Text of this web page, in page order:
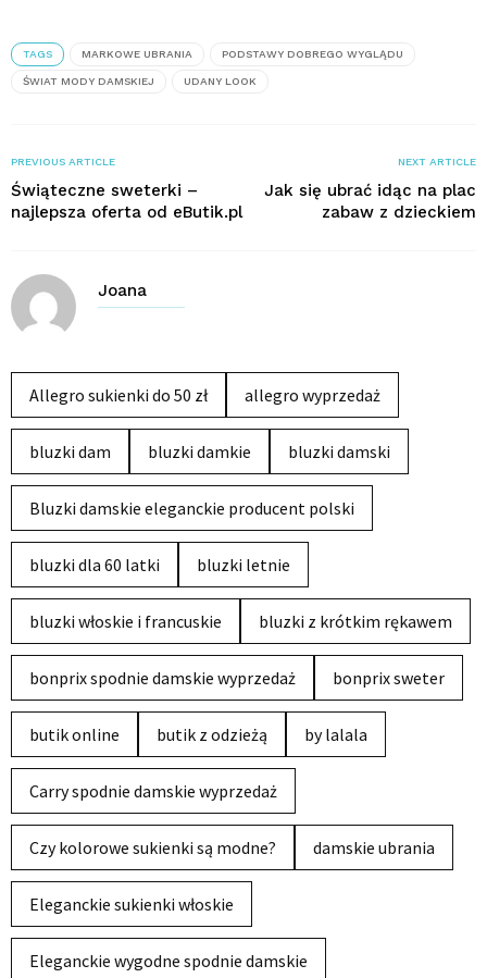
TAGS MARKOWE UBRANIA PODSTAWY DOBREGO WYGLĄDU
ŚWIAT MODY DAMSKIEJ UDANY LOOK
PREVIOUS ARTICLE
Świąteczne sweterki –
najlepsza oferta od eButik.pl
NEXT ARTICLE
Jak się ubrać idąc na plac
zabaw z dzieckiem
Joana
Allegro sukienki do 50 zł allegro wyprzedaż
bluzki dam bluzki damkie bluzki damski
Bluzki damskie eleganckie producent polski
bluzki dla 60 latki bluzki letnie
bluzki włoskie i francuskie bluzki z krótkim rękawem
bonprix spodnie damskie wyprzedaż bonprix sweter
butik online butik z odzieżą by lalala
Carry spodnie damskie wyprzedaż
Czy kolorowe sukienki są modne? damskie ubrania
Eleganckie sukienki włoskie
Eleganckie wygodne spodnie damskie